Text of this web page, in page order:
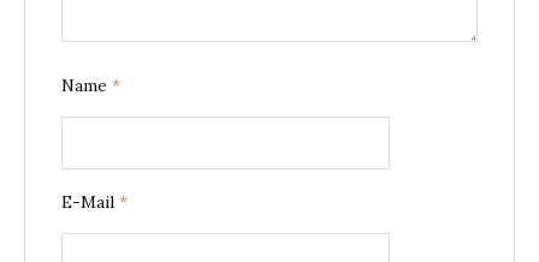
Name *
E-Mail *